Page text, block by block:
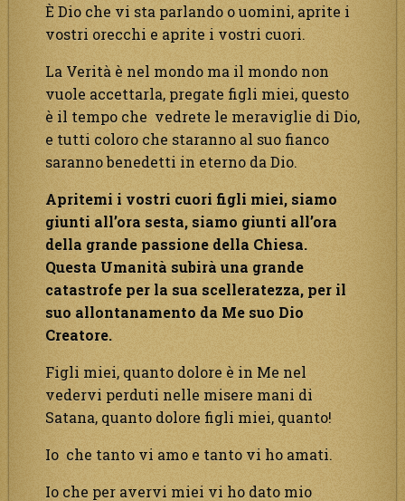
È Dio che vi sta parlando o uomini, aprite i
vostri orecchi e aprite i vostri cuori.
La Verità è nel mondo ma il mondo non
vuole accettarla, pregate figli miei, questo
è il tempo che vedrete le meraviglie di Dio,
e tutti coloro che staranno al suo fianco
saranno benedetti in eterno da Dio.
Apritemi i vostri cuori figli miei, siamo
giunti all’ora sesta, siamo giunti all’ora
della grande passione della Chiesa.
Questa Umanità subirà una grande
catastrofe per la sua scelleratezza, per il
suo allontanamento da Me suo Dio
Creatore.
Figli miei, quanto dolore è in Me nel
vedervi perduti nelle misere mani di
Satana, quanto dolore figli miei, quanto!
Io che tanto vi amo e tanto vi ho amati.
Io che per avervi miei vi ho dato mio